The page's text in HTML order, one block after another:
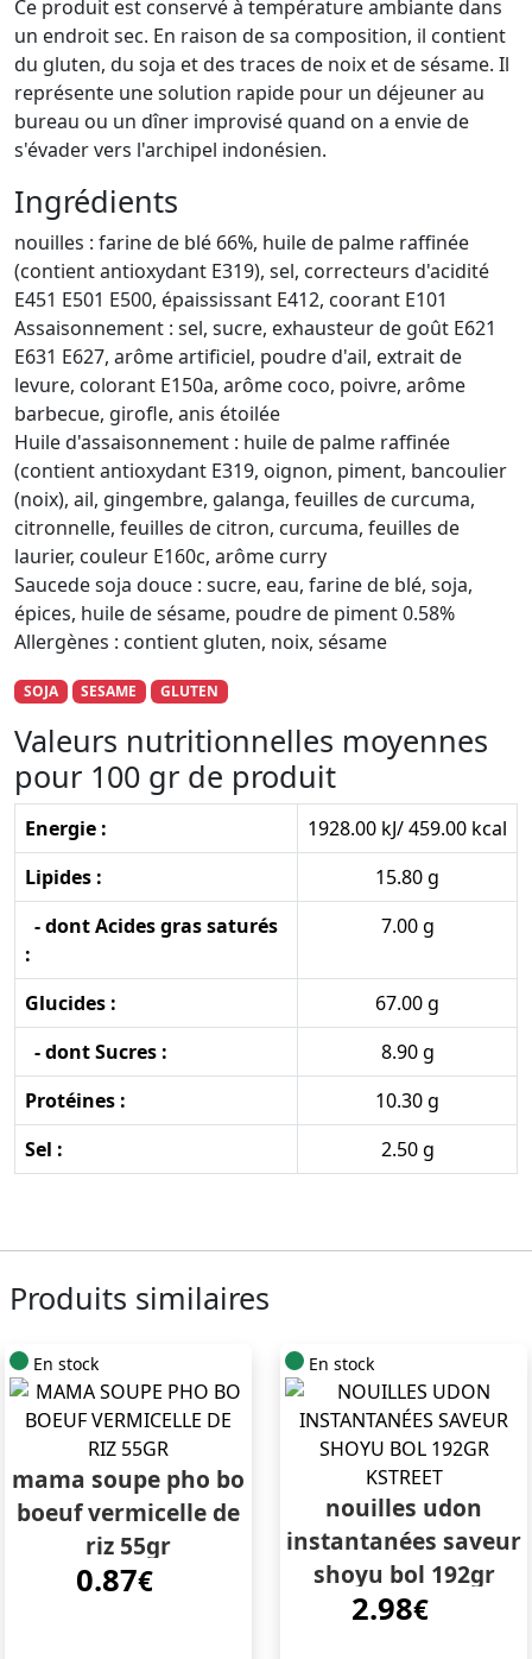
Ce produit est conservé à température ambiante dans
un endroit sec. En raison de sa composition, il contient
du gluten, du soja et des traces de noix et de sésame. Il
représente une solution rapide pour un déjeuner au
bureau ou un dîner improvisé quand on a envie de
s'évader vers l'archipel indonésien.
Ingrédients
nouilles : farine de blé 66%, huile de palme raffinée
(contient antioxydant E319), sel, correcteurs d'acidité
E451 E501 E500, épaississant E412, coorant E101
Assaisonnement : sel, sucre, exhausteur de goût E621
E631 E627, arôme artificiel, poudre d'ail, extrait de
levure, colorant E150a, arôme coco, poivre, arôme
barbecue, girofle, anis étoilée
Huile d'assaisonnement : huile de palme raffinée
(contient antioxydant E319, oignon, piment, bancoulier
(noix), ail, gingembre, galanga, feuilles de curcuma,
citronnelle, feuilles de citron, curcuma, feuilles de
laurier, couleur E160c, arôme curry
Saucede soja douce : sucre, eau, farine de blé, soja,
épices, huile de sésame, poudre de piment 0.58%
Allergènes : contient gluten, noix, sésame
SOJA SESAME GLUTEN
Valeurs nutritionnelles moyennes
pour 100 gr de produit
Energie :
1928.00 kJ/ 459.00 kcal
Lipides :
15.80 g
- dont Acides gras saturés
:
7.00 g
Glucides :
67.00 g
- dont Sucres :
8.90 g
Protéines :
10.30 g
Sel :
2.50 g
Produits similaires
En stock
mama soupe pho bo
boeuf vermicelle de
riz 55gr
0.87€
En stock
nouilles udon
instantanées saveur
shoyu bol 192gr
kstreet
2.98€